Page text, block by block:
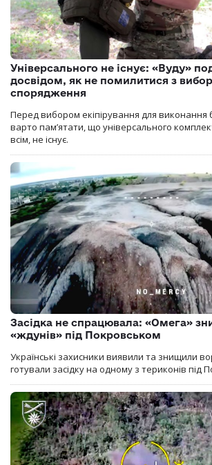
Універсального не існує: «Вуду»
досвідом, як не помилитися з
спорядження
Перед вибором екіпірування для
варто пам’ятати, що універсального
всім, не існує.
Засідка не спрацювала: «Омега»
«ждунів» під Покровськом
Українські захисники виявили та знищили
готували засідку на одному з териконів під